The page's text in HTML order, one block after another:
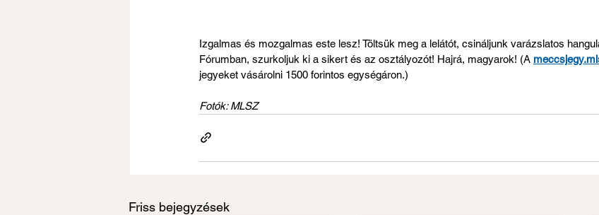
Izgalmas és mozgalmas este lesz! Töltsük meg a lelátót, csináljunk varázslatos
Fórumban, szurkoljuk ki a sikert és az osztályozót! Hajrá, magyarok! (A
jegyeket vásárolni 1500 forintos egységáron.)
Fotók: MLSZ
Friss bejegyzések